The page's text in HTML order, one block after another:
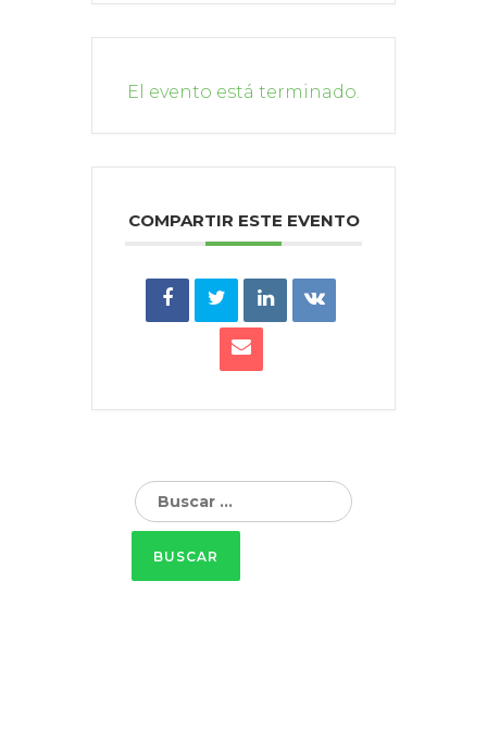
El evento está terminado.
COMPARTIR ESTE EVENTO
Buscar: